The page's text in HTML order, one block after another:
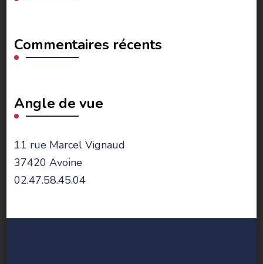
Commentaires récents
Angle de vue
11 rue Marcel Vignaud
37420 Avoine
02.47.58.45.04